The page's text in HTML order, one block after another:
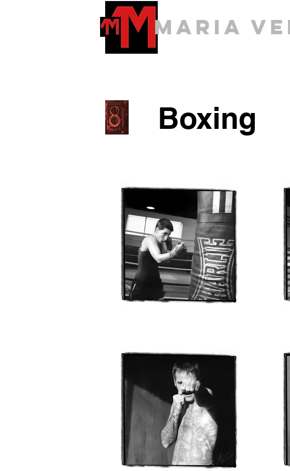
Maria
Boxing